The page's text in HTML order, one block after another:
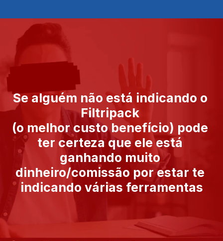
Se alguém não está indicando o
Filtripack
(o melhor custo benefício) pode
ter certeza que ele está
ganhando muito
dinheiro/comissão por estar te
indicando várias ferramentas